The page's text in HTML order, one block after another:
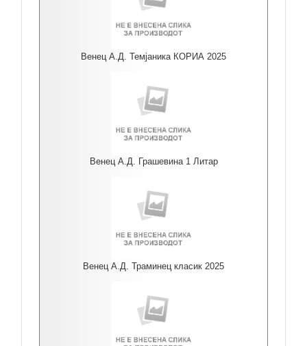
Венец А.Д. Темјаника КОРИА 2025
Венец А.Д. Грашевина 1 Литар
Венец А.Д. Траминец класик 2025